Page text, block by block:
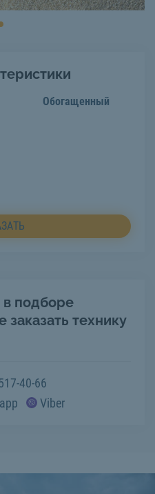
Обогащенный
подборе
заказать технику
40-66
Viber